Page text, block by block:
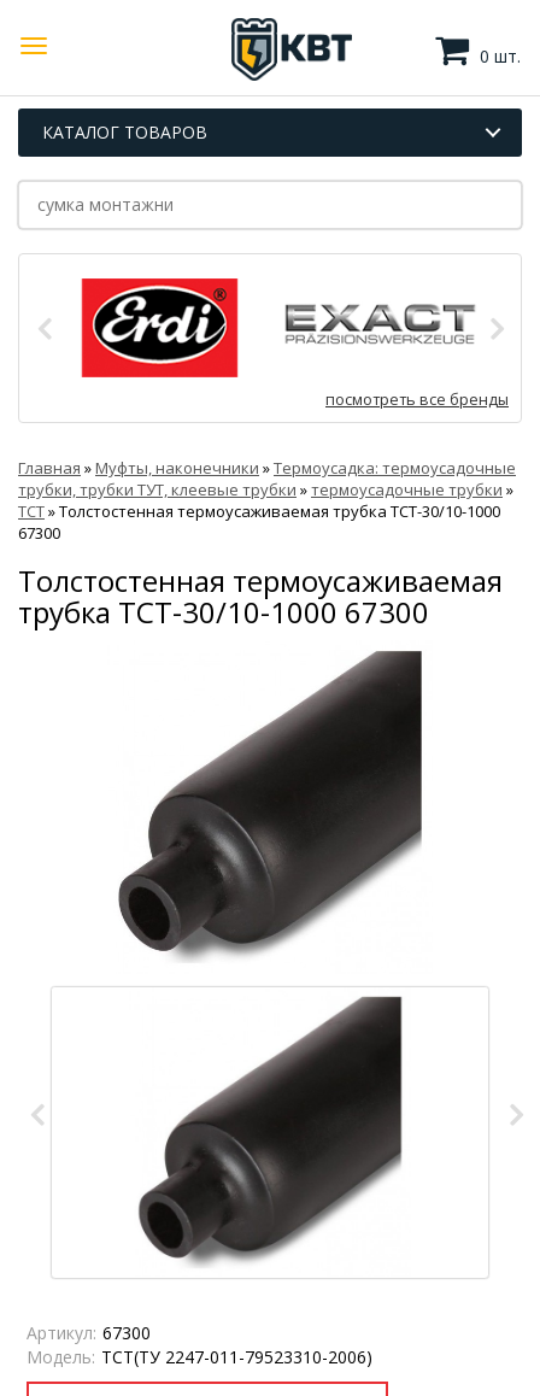
0 шт.
КАТАЛОГ ТОВАРОВ
посмотреть все бренды
Главная »Муфты, наконечники »Термоусадка: термоусадочные
трубки, трубки ТУТ, клеевые трубки »термоусадочные трубки »
ТСТ»Толстостенная термоусаживаемая трубка ТСТ-30/10-1000
67300
Толстостенная термоусаживаемая
трубка ТСТ-30/10-1000 67300
Артикул: 67300
Модель: ТСТ(ТУ 2247-011-79523310-2006)